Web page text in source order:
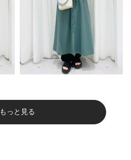
もっと見る